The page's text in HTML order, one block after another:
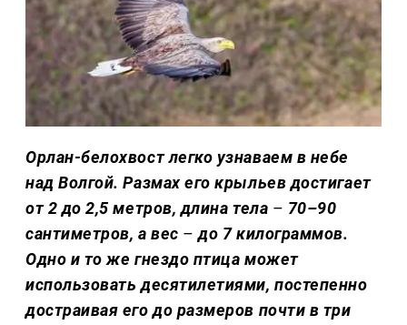
Орлан-белохвост легко узнаваем в небе
над Волгой. Размах его крыльев достигает
от 2 до 2,5 метров, длина тела – 70–90
сантиметров, а вес – до 7 килограммов.
Одно и то же гнездо птица может
использовать десятилетиями, постепенно
достраивая его до размеров почти в три